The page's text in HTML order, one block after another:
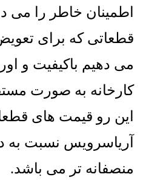
اطمینان خاطر را می
قطعاتی که برای
می دهیم باکیفیت و
کارخانه به صورت
این رو قیمت های
آریاسرویس نسبت به
منصفانه تر می باشد.